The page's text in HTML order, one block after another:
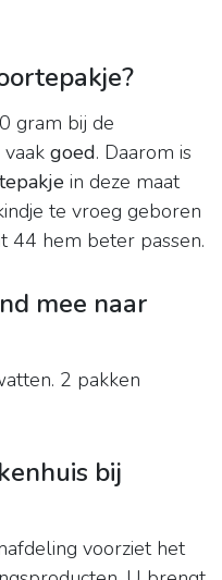
gram bij de
goed. Daarom is
in deze maat
te vroeg geboren
44 hem beter passen.
mee naar
2 pakken
bij
voorziet het